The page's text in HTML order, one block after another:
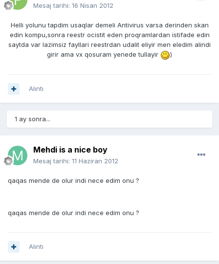
Mesaj tarihi: 16 Nisan 2012
Helli yolunu tapdim usaqlar demeli Antivirus varsa derinden skan
edin kompu,sonra reestr ocistit eden proqramlardan istifade edin
saytda var lazimsiz fayllari reestrdan udalit eliyir men eledim alindi
girir ama vx qosuram yenede tullayir
)
Alıntı
1 ay sonra...
Mehdi is a nice boy
Mesaj tarihi: 11 Haziran 2012
qaqas mende de olur indi nece edim onu ?
qaqas mende de olur indi nece edim onu ?
Alıntı